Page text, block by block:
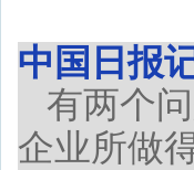
中国日报
有两个
企业所做